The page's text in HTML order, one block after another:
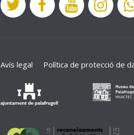
Avís legal Política de protecció de